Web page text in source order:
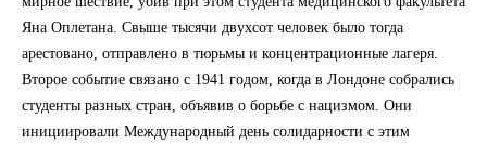
Яна Оплетана. Свыше тысячи двухсот человек было тогда
арестовано, отправлено в тюрьмы и концентрационные лагеря.
Второе событие связано с 1941 годом, когда в Лондоне собрались
студенты разных стран, объявив о борьбе с нацизмом. Они
инициировали Международный день солидарности с этим